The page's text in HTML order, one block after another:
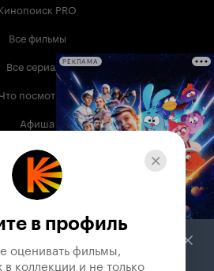
PRO
Все фильмы
Все сериалы
Что посмотреть
Афиша
Музыка
Телепрограмма
поддержки
РЕКЛАМА
в профиль
оценивать фильмы,
в коллекции и не только